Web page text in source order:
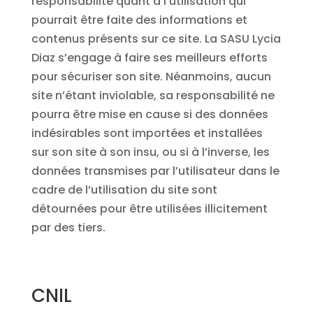
pourrait être faite des informations et
contenus présents sur ce site. La SASU Lycia
Diaz s’engage à faire ses meilleurs efforts
pour sécuriser son site. Néanmoins, aucun
site n’étant inviolable, sa responsabilité ne
pourra être mise en cause si des données
indésirables sont importées et installées
sur son site à son insu, ou si à l’inverse, les
données transmises par l’utilisateur dans le
cadre de l’utilisation du site sont
détournées pour être utilisées illicitement
par des tiers.
CNIL